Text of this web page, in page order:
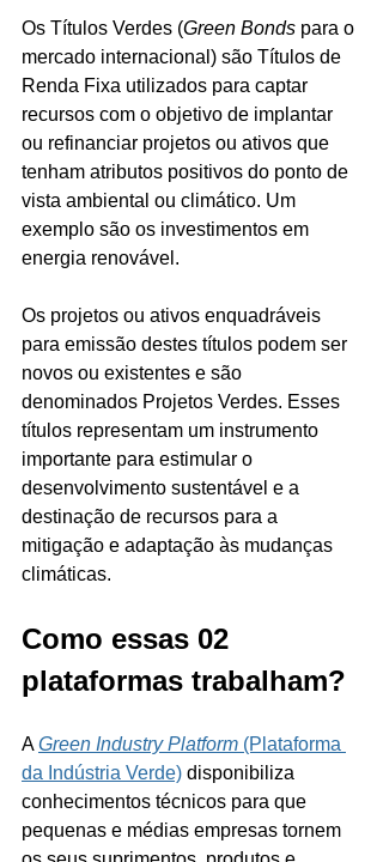
Os Títulos Verdes (Green Bonds para o
mercado internacional) são Títulos de
Renda Fixa utilizados para captar
recursos com o objetivo de implantar
ou refinanciar projetos ou ativos que
tenham atributos positivos do ponto de
vista ambiental ou climático. Um
exemplo são os investimentos em
energia renovável.
Os projetos ou ativos enquadráveis
para emissão destes títulos podem ser
novos ou existentes e são
denominados Projetos Verdes. Esses
títulos representam um instrumento
importante para estimular o
desenvolvimento sustentável e a
destinação de recursos para a
mitigação e adaptação às mudanças
climáticas.
Como essas 02
plataformas trabalham?
A Green Industry Platform (Plataforma
da Indústria Verde) disponibiliza
conhecimentos técnicos para que
pequenas e médias empresas tornem